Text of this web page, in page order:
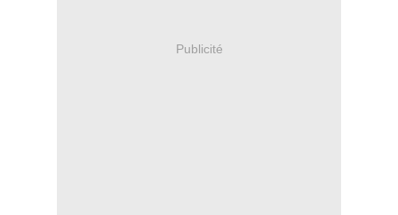
Publicité